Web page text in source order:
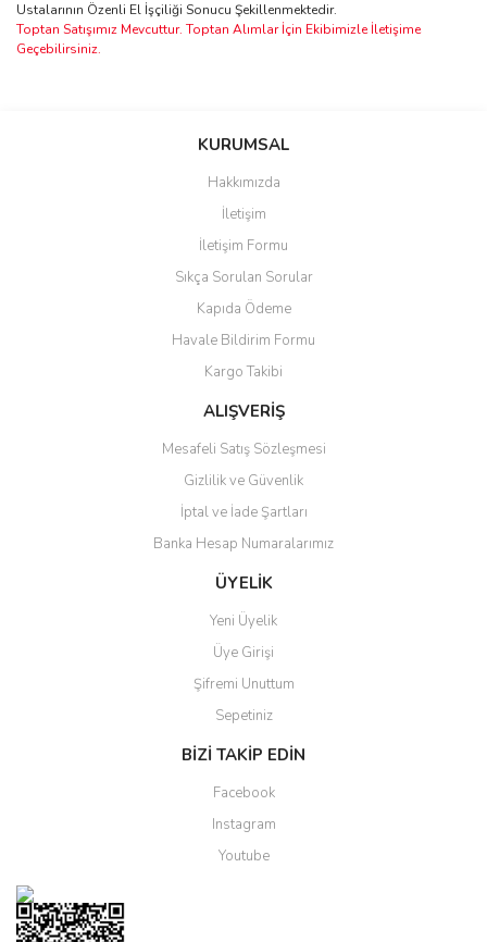
Ustalarının Özenli El İşçiliği Sonucu Şekillenmektedir.
Toptan Satışımız Mevcuttur. Toptan Alımlar İçin Ekibimizle İletişime
Geçebilirsiniz.
Bu ürüne ilk yorumu siz yapın!
Yorum Yaz
Ürün resmi kalitesiz, bozuk veya görüntülenemiyor.
Ürün açıklamasında eksik bilgiler bulunuyor.
Ürün bilgilerinde hatalar bulunuyor.
Ürün fiyatı diğer sitelerden daha pahalı.
Bu ürüne benzer farklı alternatifler olmalı.
Gönder
KURUMSAL
Hakkımızda
İletişim
İletişim Formu
Sıkça Sorulan Sorular
Kapıda Ödeme
Havale Bildirim Formu
Kargo Takibi
ALIŞVERİŞ
Mesafeli Satış Sözleşmesi
Gizlilik ve Güvenlik
İptal ve İade Şartları
Banka Hesap Numaralarımız
ÜYELİK
Yeni Üyelik
Üye Girişi
Şifremi Unuttum
Sepetiniz
BİZİ TAKİP EDİN
Facebook
Instagram
Youtube